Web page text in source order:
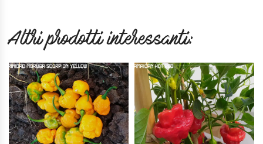
Altri prodotti interessanti: